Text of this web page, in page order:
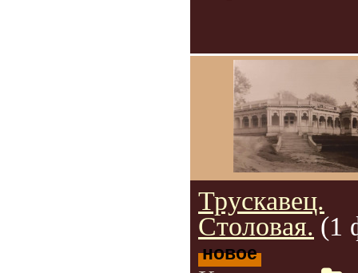
Трускавец.
Столовая. (1
новое